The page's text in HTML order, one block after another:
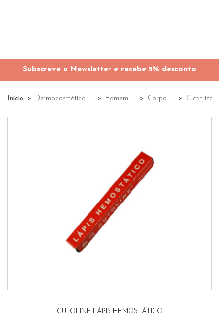
Subscreve a Newsletter e recebe 5% desconto
Início Dermocosmética Homem Corpo
CUTOLINE LÁPIS HEMOSTÁTICO